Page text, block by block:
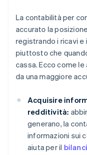
La contabilità per
accurato la
registrando i ricavi e
piuttosto che
cassa. Ecco come
da una maggiore
Acquisire
redditività:
generano, la
informazioni sui
aiuta per il